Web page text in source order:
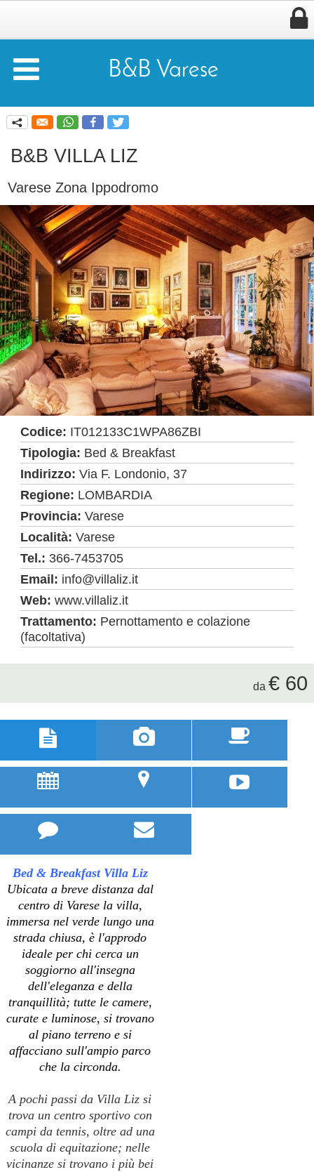

 B&B Varese
q
B&B VILLA LIZ
Varese Zona Ippodromo
Codice: IT012133C1WPA86ZBI
Tipologia: Bed & Breakfast
Indirizzo:Via F. Londonio, 37
Regione: LOMBARDIA
Provincia:Varese
Località:Varese
Tel.: 366-7453705
Email: info@villaliz.it
Web:www.villaliz.it
Trattamento: Pernottamento e colazione
(facoltativa)
da € 60
  
; u 
 
Bed & Breakfast Villa Liz
Ubicata a breve distanza dal
centro di Varese la villa,
immersa nel verde lungo una
strada chiusa, è l'approdo
ideale per chi cerca un
soggiorno all'insegna
dell'eleganza e della
tranquillità; tutte le camere,
curate e luminose, si trovano
al piano terreno e si
affacciano sull'ampio parco
che la circonda.
A pochi passi da Villa Liz si
trova un centro sportivo con
campi da tennis, oltre ad una
scuola di equitazione;nelle
vicinanze si trovano i più bei